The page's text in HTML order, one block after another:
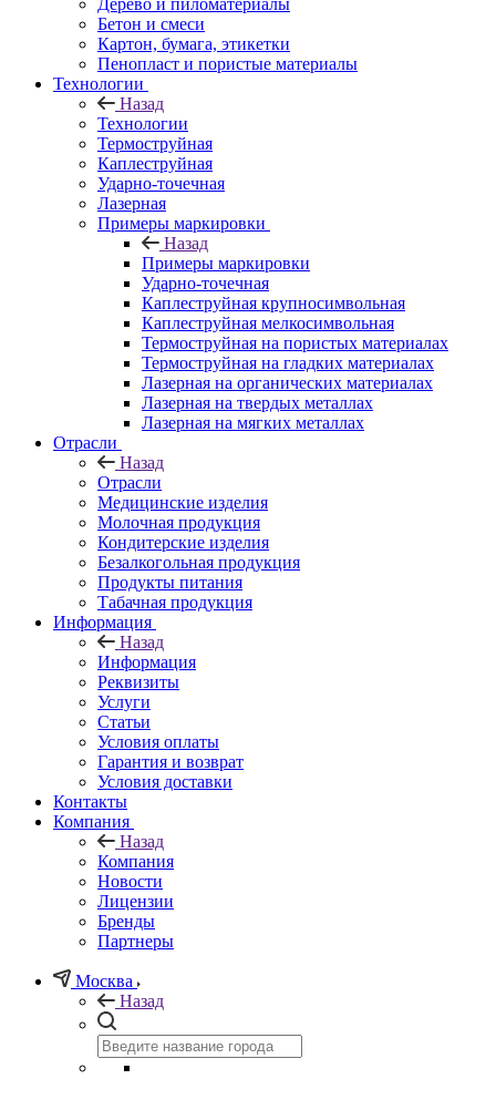
Дерево и пиломатериалы
Бетон и смеси
Картон, бумага, этикетки
Пенопласт и пористые материалы
Технологии
Назад
Технологии
Термоструйная
Каплеструйная
Ударно-точечная
Лазерная
Примеры маркировки
Назад
Примеры маркировки
Ударно-точечная
Каплеструйная крупносимвольная
Каплеструйная мелкосимвольная
Термоструйная на пористых материалах
Термоструйная на гладких материалах
Лазерная на органических материалах
Лазерная на твердых металлах
Лазерная на мягких металлах
Отрасли
Назад
Отрасли
Медицинские изделия
Молочная продукция
Кондитерские изделия
Безалкогольная продукция
Продукты питания
Табачная продукция
Информация
Назад
Информация
Реквизиты
Услуги
Статьи
Условия оплаты
Гарантия и возврат
Условия доставки
Контакты
Компания
Назад
Компания
Новости
Лицензии
Бренды
Партнеры
Москва
Назад